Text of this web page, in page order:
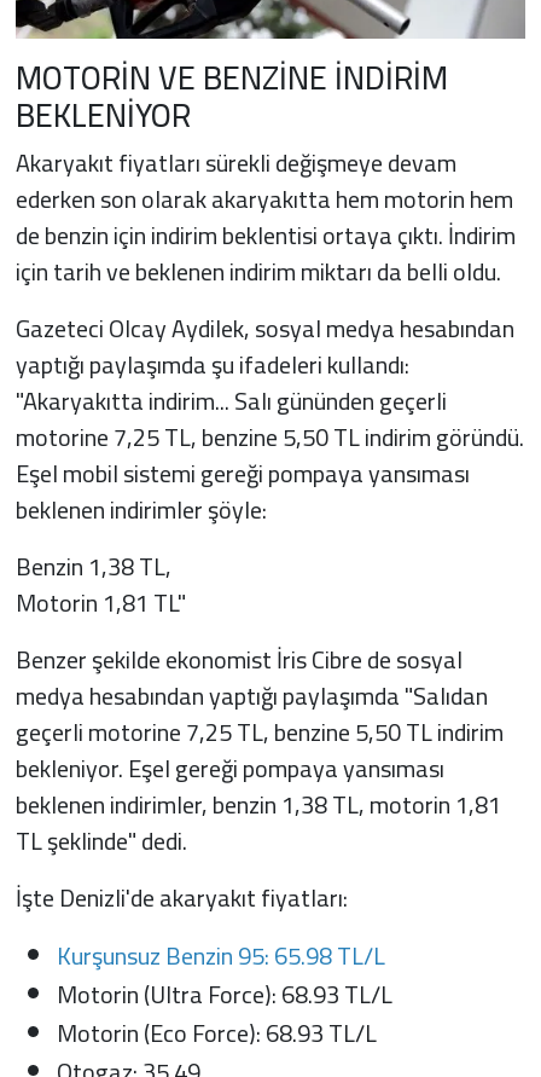
MOTORİN VE BENZİNE İNDİRİM
BEKLENİYOR
Akaryakıt fiyatları sürekli değişmeye devam
ederken son olarak akaryakıtta hem motorin hem
de benzin için indirim beklentisi ortaya çıktı. İndirim
için tarih ve beklenen indirim miktarı da belli oldu.
Gazeteci Olcay Aydilek, sosyal medya hesabından
yaptığı paylaşımda şu ifadeleri kullandı:
"Akaryakıtta indirim... Salı gününden geçerli
motorine 7,25 TL, benzine 5,50 TL indirim göründü.
Eşel mobil sistemi gereği pompaya yansıması
beklenen indirimler şöyle:
Benzin 1,38 TL,
Motorin 1,81 TL"
Benzer şekilde ekonomist İris Cibre de sosyal
medya hesabından yaptığı paylaşımda "Salıdan
geçerli motorine 7,25 TL, benzine 5,50 TL indirim
bekleniyor. Eşel gereği pompaya yansıması
beklenen indirimler, benzin 1,38 TL, motorin 1,81
TL şeklinde" dedi.
İşte Denizli'de akaryakıt fiyatları:
Kurşunsuz Benzin 95: 65.98 TL/L
Motorin (Ultra Force): 68.93 TL/L
Motorin (Eco Force): 68.93 TL/L